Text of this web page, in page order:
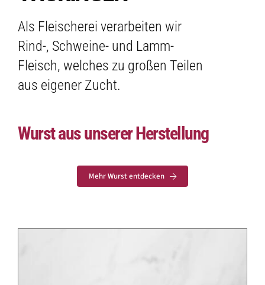
Als Fleischerei verarbeiten wir
Rind-, Schweine- und Lamm-
Fleisch, welches zu großen Teilen
aus eigener Zucht.
Wurst aus unserer Herstellung
Mehr Wurst entdecken